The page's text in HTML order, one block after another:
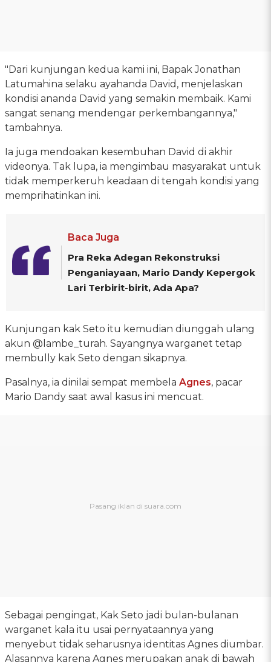
"Dari kunjungan kedua kami ini, Bapak Jonathan
Latumahina selaku ayahanda David, menjelaskan
kondisi ananda David yang semakin membaik. Kami
sangat senang mendengar perkembangannya,"
tambahnya.
Ia juga mendoakan kesembuhan David di akhir
videonya. Tak lupa, ia mengimbau masyarakat untuk
tidak memperkeruh keadaan di tengah kondisi yang
memprihatinkan ini.
Baca Juga
Pra Reka Adegan Rekonstruksi
Penganiayaan, Mario Dandy Kepergok
Lari Terbirit-birit, Ada Apa?
Kunjungan kak Seto itu kemudian diunggah ulang
akun @lambe_turah. Sayangnya warganet tetap
membully kak Seto dengan sikapnya.
Pasalnya, ia dinilai sempat membela Agnes, pacar
Mario Dandy saat awal kasus ini mencuat.
Sebagai pengingat, Kak Seto jadi bulan-bulanan
warganet kala itu usai pernyataannya yang
menyebut tidak seharusnya identitas Agnes diumbar.
Alasannya karena Agnes merupakan anak di bawah